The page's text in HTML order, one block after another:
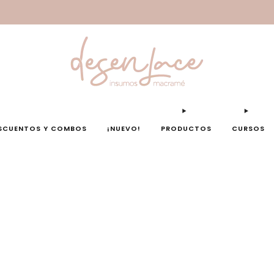
Y COMBOS ¡NUEVO! PRODUCTOS CURSOS